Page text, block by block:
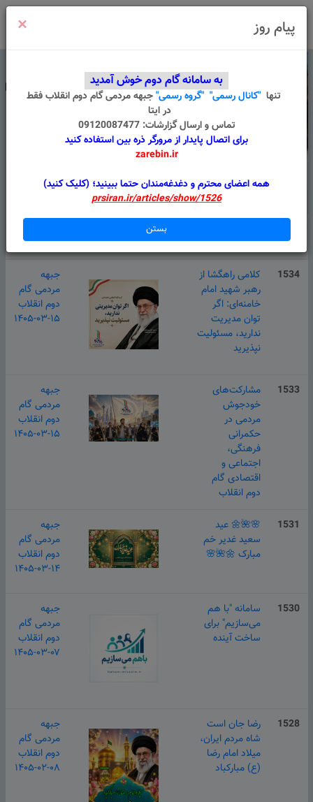
عنوان پیوست دسته بندی
1534
کلامی راهگشا از
رهبر شهید امام
خامنه‌ای: اگر
توان مدیریت
ندارید، مسئولیت
نپذیرید
جبهه
مردمی گام
دوم انقلاب
۱۴۰۵-۰۳-۱۵
1533
مشارکت‌های
خودجوش
مردمی در
حکمرانی
فرهنگی،
اجتماعی و
اقتصادی گام
دوم انقلاب
جبهه
مردمی گام
دوم انقلاب
۱۴۰۵-۰۳-۱۵
1531
🌸🌺🌼 عید
سعید غدیر خم
مبارک 🌼🌺🌸
جبهه
مردمی گام
دوم انقلاب
۱۴۰۵-۰۳-۱۴
1530
سامانه "با هم
می‌سازیم" برای
ساخت آینده
جبهه
مردمی گام
دوم انقلاب
۱۴۰۵-۰۳-۰۷
1528
رضا جان است
شاه مردم ایران،
میلاد امام رضا
(ع) مبارکباد
جبهه
مردمی گام
دوم انقلاب
۱۴۰۵-۰۲-۰۸
پیام روز ×
به سامانه گام دوم خوش آمدید
تنها "کانال رسمی" "گروه رسمی"جبهه مردمی گام دوم انقلابفقط
در ایتا
تماس و ارسال گزارشات: 09120087477
برای اتصال پایدار از مرورگر ذره بین استفاده کنید
zarebin.ir
همه اعضای محترم و دغدغه‌مندان حتما ببینید؛ (کلیک کنید)
prsiran.ir/articles/show/1526
بستن